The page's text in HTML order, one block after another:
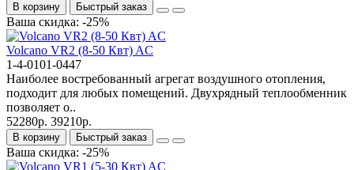
В корзину Быстрый заказ
Ваша скидка: -25%
Volcano VR2 (8-50 Квт) AC
1-4-0101-0447
Наиболее востребованный агрегат воздушного отопления,
подходит для любых помещений. Двухрядный теплообменник
позволяет о..
52280р. 39210р.
В корзину Быстрый заказ
Ваша скидка: -25%